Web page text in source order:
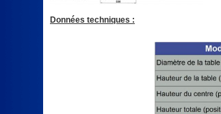
Données techniques :